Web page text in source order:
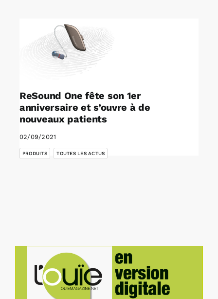
Rechercher:
ReSound One fête son 1er
anniversaire et s’ouvre à de
nouveaux patients
02/09/2021
PRODUITS
,
TOUTES LES ACTUS